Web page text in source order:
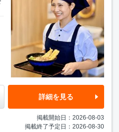
詳細を見る
掲載開始日：2026-08-03
掲載終了予定日：2026-08-30